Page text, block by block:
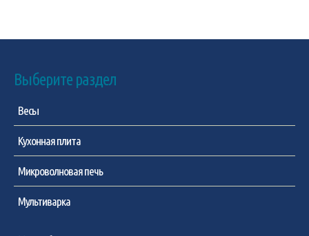
Выберите раздел
Весы
Кухонная плита
Микроволновая печь
Мультиварка